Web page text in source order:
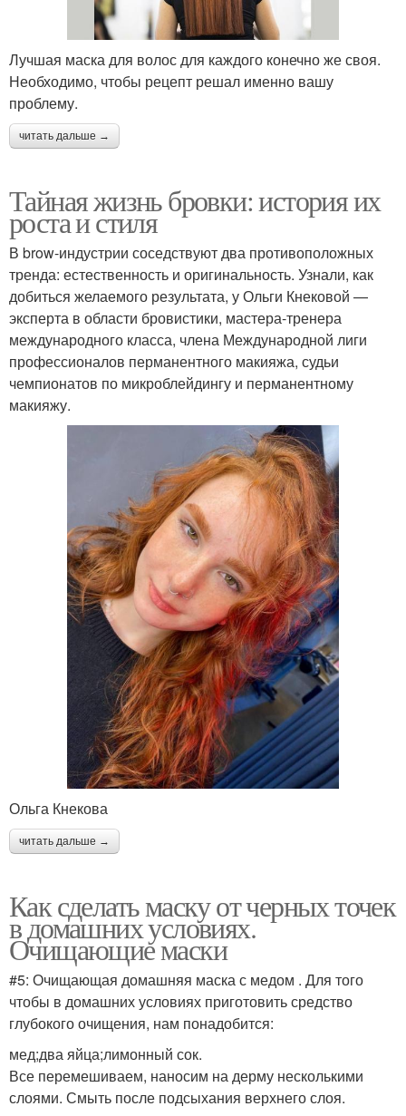
Лучшая маска для волос для каждого конечно же своя.
Необходимо, чтобы рецепт решал именно вашу
проблему.
читать дальше →
Тайная жизнь бровки: история их
роста и стиля
В brow-индустрии соседствуют два противоположных
тренда: естественность и оригинальность. Узнали, как
добиться желаемого результата, у Ольги Кнековой —
эксперта в области бровистики, мастера-тренера
международного класса, члена Международной лиги
профессионалов перманентного макияжа, судьи
чемпионатов по микроблейдингу и перманентному
макияжу.
Ольга Кнекова
читать дальше →
Как сделать маску от черных точек
в домашних условиях.
Очищающие маски
#5: Очищающая домашняя маска с медом . Для того
чтобы в домашних условиях приготовить средство
глубокого очищения, нам понадобится:
мед;два яйца;лимонный сок.
Все перемешиваем, наносим на дерму несколькими
слоями. Смыть после подсыхания верхнего слоя.